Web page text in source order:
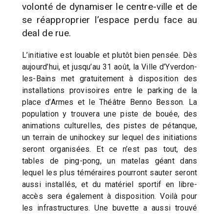
volonté de dynamiser le centre-ville et de
se réapproprier l’espace perdu face au
deal de rue.
L’initiative est louable et plutôt bien pensée. Dès
aujourd’hui, et jusqu’au 31 août, la Ville d’Yverdon-
les-Bains met gratuitement à disposition des
installations provisoires entre le parking de la
place d’Armes et le Théâtre Benno Besson. La
population y trouvera une piste de bouée, des
animations culturelles, des pistes de pétanque,
un terrain de unihockey sur lequel des initiations
seront organisées. Et ce n’est pas tout, des
tables de ping-pong, un matelas géant dans
lequel les plus téméraires pourront sauter seront
aussi installés, et du matériel sportif en libre-
accès sera également à disposition. Voilà pour
les infrastructures. Une buvette a aussi trouvé